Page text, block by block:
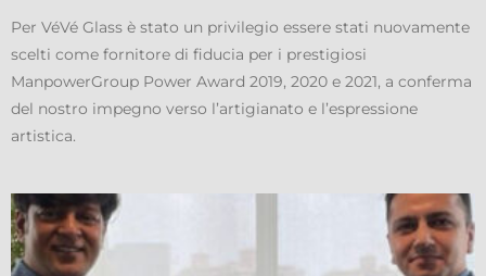
Per VéVé Glass è stato un privilegio essere stati nuovamente
scelti come fornitore di fiducia per i prestigiosi
ManpowerGroup Power Award 2019, 2020 e 2021, a conferma
del nostro impegno verso l’artigianato e l’espressione
artistica.